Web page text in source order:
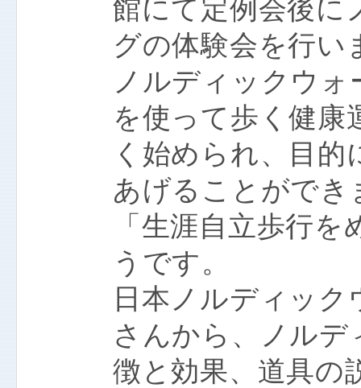
館にて定例会後に
グの体験会を行い
ノルディックウ
を使って歩く健康
く始められ、目
あげることができ
「生涯自立歩行
うです。
日本ノルディッ
さんから、ノル
徴と効果、道具の